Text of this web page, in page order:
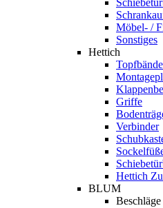
Möbel- /
Sonstiges
Hettich
Griffe
Verbinder
Hettich
BLUM